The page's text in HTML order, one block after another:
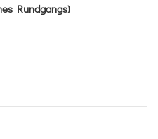
Rundgangs)